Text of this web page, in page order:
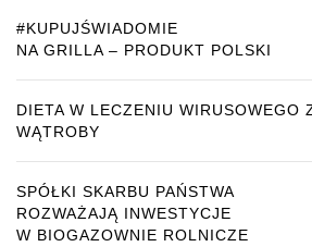
#KUPUJŚWIADOMIE
NA GRILLA – PRODUKT POLSKI
DIETA W LECZENIU WIRUSOWEGO
WĄTROBY
SPÓŁKI SKARBU PAŃSTWA
ROZWAŻAJĄ INWESTYCJE
W BIOGAZOWNIE ROLNICZE